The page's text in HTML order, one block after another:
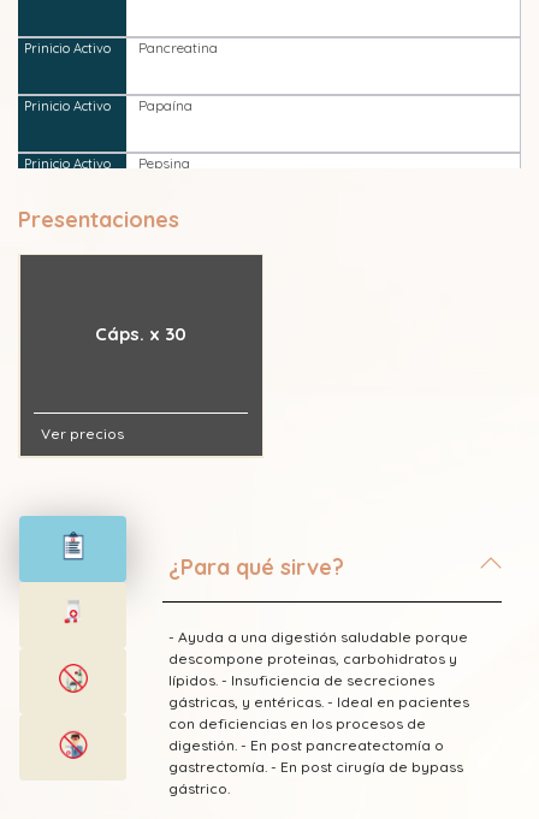
Pancreatina
Papaína
Pepsina
Presentaciones
Cáps. x 30
Ver precios
¿Para qué sirve?
- Ayuda a una digestión saludable porque
descompone proteinas, carbohidratos y
lípidos. - Insuficiencia de secreciones
gástricas, y entéricas. - Ideal en pacientes
con deficiencias en los procesos de
digestión. - En post pancreatectomía o
gastrectomía. - En post cirugía de bypass
gástrico.